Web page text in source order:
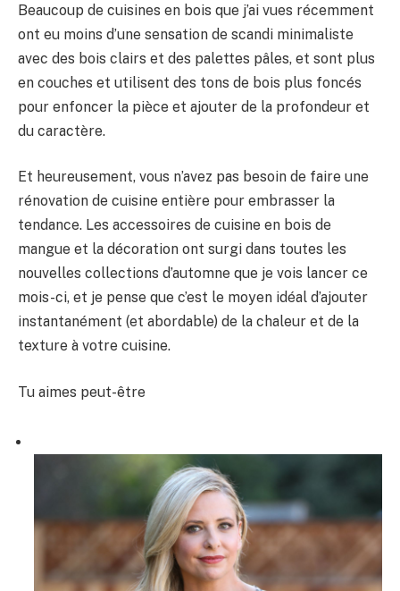
Beaucoup de cuisines en bois que j’ai vues récemment
ont eu moins d’une sensation de scandi minimaliste
avec des bois clairs et des palettes pâles, et sont plus
en couches et utilisent des tons de bois plus foncés
pour enfoncer la pièce et ajouter de la profondeur et
du caractère.
Et heureusement, vous n’avez pas besoin de faire une
rénovation de cuisine entière pour embrasser la
tendance. Les accessoires de cuisine en bois de
mangue et la décoration ont surgi dans toutes les
nouvelles collections d’automne que je vois lancer ce
mois-ci, et je pense que c’est le moyen idéal d’ajouter
instantanément (et abordable) de la chaleur et de la
texture à votre cuisine.
Tu aimes peut-être